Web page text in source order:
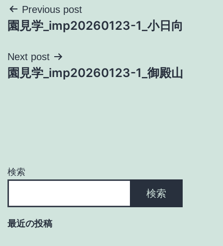
投
稿
ナ
ビ
ョ
Previous post
園見学_imp20260123-1_小日向
Next post
園見学_imp20260123-1_御殿山
検索
検索
最近の投稿